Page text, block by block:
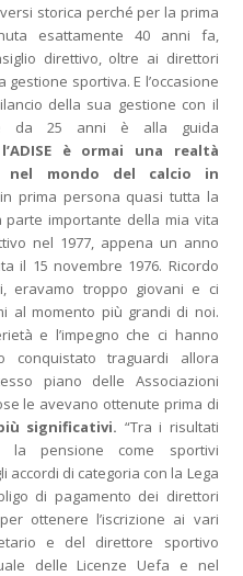
storica perché per la prima
esattamente 40 anni fa,
direttivo, oltre ai direttori
sportiva. E l’occasione
della sua gestione con il
da 25 anni è alla guida
è ormai una realtà
nel mondo del calcio in
prima persona quasi tutta la
importante della mia vita
nel 1977, appena un anno
il 15 novembre 1976. Ricordo
eravamo troppo giovani e ci
al momento più grandi di noi.
e l’impegno che ci hanno
conquistato traguardi allora
piano delle Associazioni
le avevano ottenute prima di
significativi. “Tra i risultati
la pensione come sportivi
accordi di categoria con la Lega
di pagamento dei direttori
ottenere l’iscrizione ai vari
e del direttore sportivo
delle Licenze Uefa e nel